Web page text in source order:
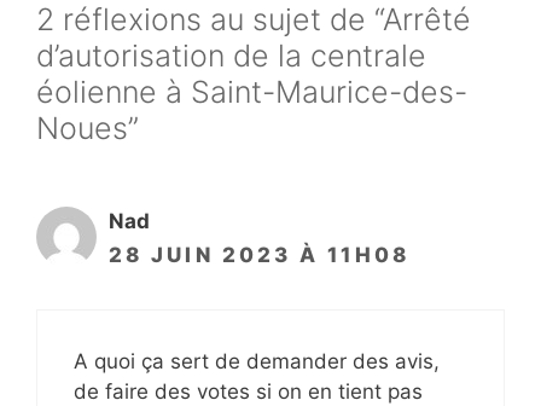
2 réflexions au sujet de “Arrêté
d’autorisation de la centrale
éolienne à Saint-Maurice-des-
Noues”
Nad
28 JUIN 2023 À 11H08
A quoi ça sert de demander des avis,
de faire des votes si on en tient pas